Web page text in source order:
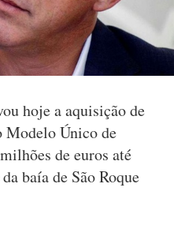
hoje a aquisição de
Modelo Único de
de euros até
baía de São Roque